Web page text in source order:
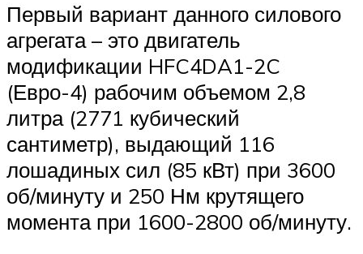
Первый вариант данного силового
агрегата – это двигатель
модификации HFC4DA1-2C
(Евро-4) рабочим объемом 2,8
литра (2771 кубический
сантиметр), выдающий 116
лошадиных сил (85 кВт) при 3600
об/минуту и 250 Нм крутящего
момента при 1600-2800 об/минуту.